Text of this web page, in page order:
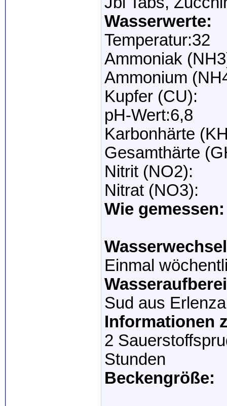
Wasserwerte:
Temperatur:32
Ammoniak
Ammonium
Kupfer (CU):
pH-Wert:6,8
Karbonhärte
Gesamthärte
Nitrit (NO2):
Nitrat (NO3):
Wie gemessen:
Einmal
Sud aus
Informationen
2
Stunden
Beckengröße: